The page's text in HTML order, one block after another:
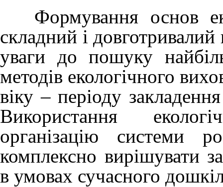
Формування основ
складний і
уваги до пошуку
методів екологічного
віку – періоду
Використання
організацію системи
комплексно вирішувати
в умовах сучасного